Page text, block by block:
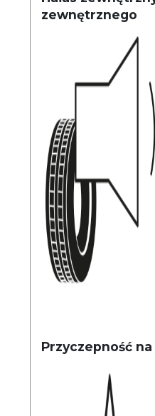
zewnętrznego
Przyczepność